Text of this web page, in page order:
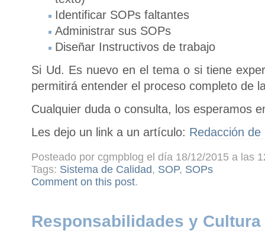
Identificar SOPs faltantes
Administrar sus SOPs
Diseñar Instructivos de trabajo
Si Ud. Es nuevo en el tema o si tiene
permitirá entender el proceso completo de
Cualquier duda o consulta, los esperamos
Les dejo un link a un artículo: Redacción
Posteado por cgmpblog el día 18/12/2015 a las
Tags: Sistema de Calidad, SOP, SOPs
Comment on this post.
Responsabilidades y